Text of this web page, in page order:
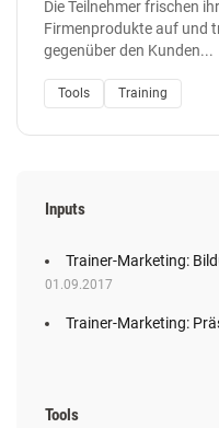
Die Teilnehmer frischen
Firmenprodukte auf und
gegenüber den Kunden...
Tools Training
Inputs
Trainer-Marketing:
01.09.2017
Trainer-Marketing:
Tools